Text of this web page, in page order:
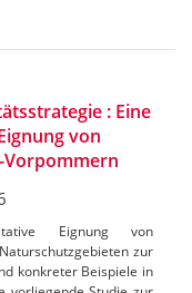
: Eine
von
Vorpommern
Eignung von
zur
konkreter Beispiele in